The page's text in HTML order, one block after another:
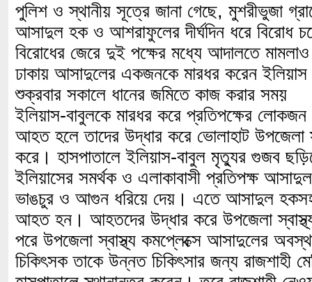
পুলিশ ও স্থানীয় সূত্রে জানা গেছে, মুশরীভুজা
আসাদুল হক ও আশরাফুলের দীর্ঘদিন ধরে
বিরোধের জেরে দুই পক্ষের মধ্যে আদালতে
ঢাকায় আসাদুলের একজনকে মারধর করেন
শুক্রবার সকালে ধানের জমিতে কাজ করার সময়
ইলিয়াস-বাবুলকে মারধর করে প্রতিপক্ষের
আহত হলে তাদের উদ্ধার করে ভোলাহাট উপজেলা
করে। হাসপাতালে ইলিয়াস-বাবুল মৃত্যুর গুজব
ইলিয়াসের সমর্থক ও এলাকাবাসী প্রতিপক্ষ
ভাঙচুর ও আগুন ধরিয়ে দেয়। এতে আসাদুল
আহত হন। আহতদের উদ্ধার করে উপজেলা
পরে উপজেলা স্বাস্থ্য কমপ্লেক্সে আসাদুলের
চিকিৎসক তাকে উন্নত চিকিৎসার জন্য রাজশাহী